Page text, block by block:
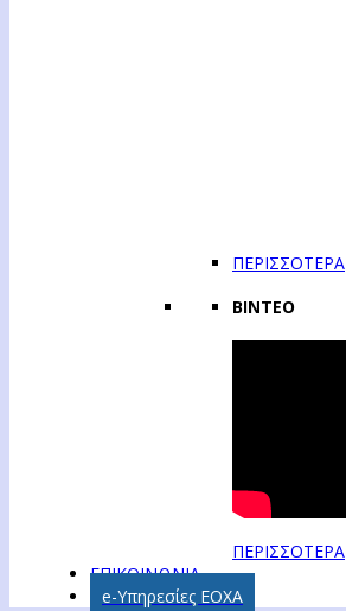
ΠΕΡΙΣΣΟΤΕΡΑ
ΒΙΝΤΕΟ
ΠΕΡΙΣΣΟΤΕΡΑ
ΕΠΙΚΟΙΝΩΝΙΑ
e-Υπηρεσίες ΕΟΧΑ